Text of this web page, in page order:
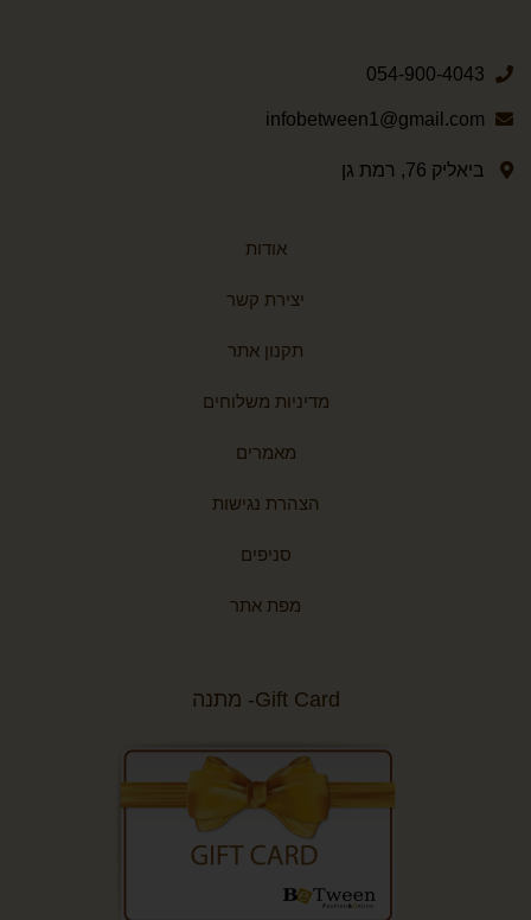
054-900-4043
infobetween1@gmail.com
ביאליק 76, רמת גן
אודות
יצירת קשר
תקנון אתר
מדיניות משלוחים
מאמרים
הצהרת נגישות
סניפים
מפת אתר
Gift Card- מתנה